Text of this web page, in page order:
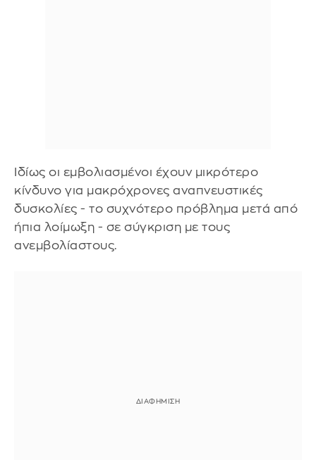
Ιδίως οι εμβολιασμένοι έχουν μικρότερο
κίνδυνο για μακρόχρονες αναπνευστικές
δυσκολίες - το συχνότερο πρόβλημα μετά από
ήπια λοίμωξη - σε σύγκριση με τους
ανεμβολίαστους.